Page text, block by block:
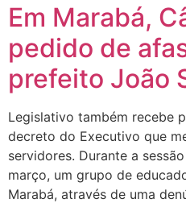
Em Marabá,
pedido de
prefeito João
Legislativo também recebe
decreto do Executivo que
servidores. Durante a
março, um grupo de
Marabá, através de uma